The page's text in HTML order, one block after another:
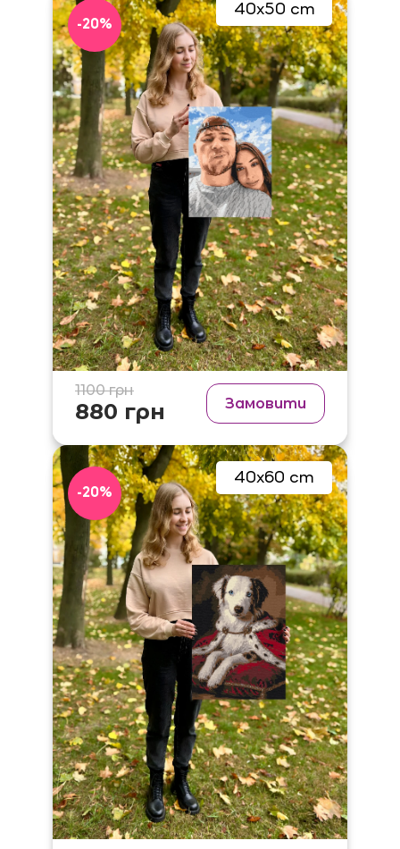
1100 грн
880 грн Замовити